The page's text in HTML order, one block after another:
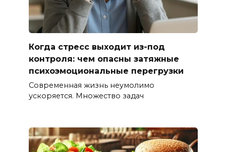
Когда стресс выходит из-под
контроля: чем опасны затяжные
психоэмоциональные перегрузки
Современная жизнь неумолимо
ускоряется. Множество задач